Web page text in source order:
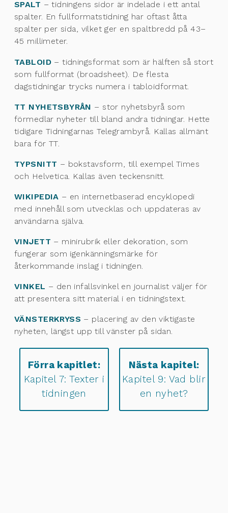
SPALT – tidningens sidor är indelade i ett antal
spalter. En fullformatstidning har oftast åtta
spalter per sida, vilket ger en spaltbredd på 43–
45 millimeter.
TABLOID– tidningsformat som är hälften så stort
som fullformat (broadsheet). De flesta
dagstidningar trycks numera i tabloidformat.
TT NYHETSBYRÅN – stor nyhetsbyrå som
förmedlar nyheter till bland andra tidningar. Hette
tidigare Tidningarnas Telegrambyrå. Kallas allmänt
bara för TT.
TYPSNITT – bokstavsform, till exempel Times
och Helvetica. Kallas även teckensnitt.
WIKIPEDIA – en internetbaserad encyklopedi
med innehåll som utvecklas och uppdateras av
användarna själva.
VINJETT – minirubrik eller dekoration, som
fungerar som igenkänningsmärke för
återkommande inslag i tidningen.
VINKEL – den infallsvinkel en journalist väljer för
att presentera sitt material i en tidningstext.
VÄNSTERKRYSS – placering av den viktigaste
nyheten, längst upp till vänster på sidan.
Förra kapitlet:
Kapitel 7: Texter i
tidningen
Nästa kapitel:
Kapitel 9: Vad blir
en nyhet?